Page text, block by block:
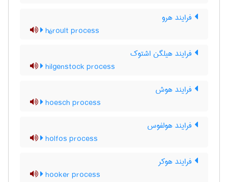
فرایند هرو
héroult process
فرایند هیلگن اشتوک
hilgenstock process
فرایند هوش
hoesch process
فرایند هولفوس
holfos process
فرایند هوکر
hooker process